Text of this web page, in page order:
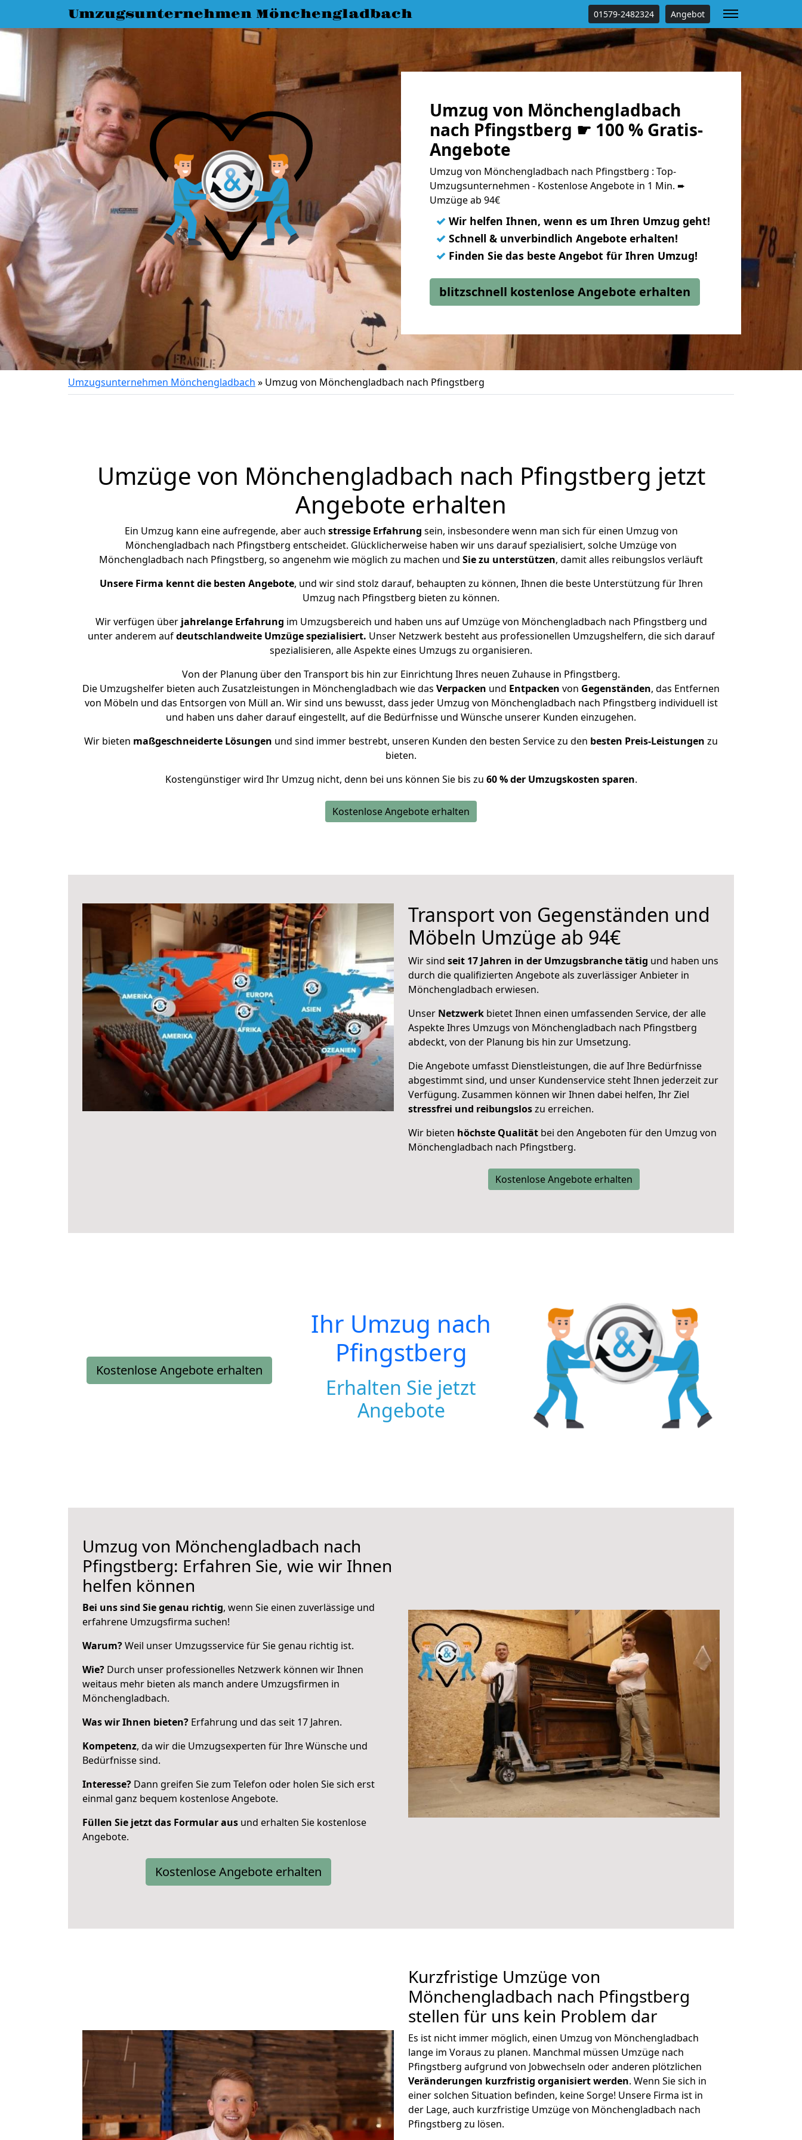
Umzugsunternehmen Mönchengladbach 01579-2482324 Angebot
Umzug von Mönchengladbach
nach Pfingstberg ☛ 100 % Gratis-
Angebote
Umzug von Mönchengladbach nach Pfingstberg : Top-
Umzugsunternehmen - Kostenlose Angebote in 1 Min. ➨
Umzüge ab 94€
✓ Wir helfen Ihnen, wenn es um Ihren Umzug geht!
✓ Schnell & unverbindlich Angebote erhalten!
✓ Finden Sie das beste Angebot für Ihren Umzug!
blitzschnell kostenlose Angebote erhalten
Umzugsunternehmen Mönchengladbach » Umzug von Mönchengladbach nach Pfingstberg
Umzüge von Mönchengladbach nach Pfingstberg jetzt
Angebote erhalten
Ein Umzug kann eine aufregende, aber auch stressige Erfahrung sein, insbesondere wenn man sich für einen Umzug von
Mönchengladbach nach Pfingstberg entscheidet. Glücklicherweise haben wir uns darauf spezialisiert, solche Umzüge von
Mönchengladbach nach Pfingstberg, so angenehm wie möglich zu machen und Sie zu unterstützen, damit alles reibungslos verläuft
Unsere Firma kennt die besten Angebote, und wir sind stolz darauf, behaupten zu können, Ihnen die beste Unterstützung für Ihren
Umzug nach Pfingstberg bieten zu können.
Wir verfügen überjahrelange Erfahrung im Umzugsbereich und haben uns auf Umzüge von Mönchengladbach nach Pfingstberg und
unter anderem aufdeutschlandweite Umzüge spezialisiert. Unser Netzwerk besteht aus professionellen Umzugshelfern, die sich darauf
spezialisieren, alle Aspekte eines Umzugs zu organisieren.
Von der Planung über den Transport bis hin zur Einrichtung Ihres neuen Zuhause in Pfingstberg.
Die Umzugshelfer bieten auch Zusatzleistungen in Mönchengladbach wie das Verpacken und Entpacken von Gegenständen, das Entfernen
von Möbeln und das Entsorgen von Müll an. Wir sind uns bewusst, dass jeder Umzug von Mönchengladbach nach Pfingstberg individuell ist
und haben uns daher darauf eingestellt, auf die Bedürfnisse und Wünsche unserer Kunden einzugehen.
Wir bieten maßgeschneiderte Lösungen und sind immer bestrebt, unseren Kunden den besten Service zu den besten Preis-Leistungen zu
bieten.
Kostengünstiger wird Ihr Umzug nicht, denn bei uns können Sie bis zu 60 % der Umzugskosten sparen.
Kostenlose Angebote erhalten
Transport von Gegenständen und
Möbeln Umzüge ab 94€
Wir sind seit 17 Jahren in der Umzugsbranche tätig und haben uns
durch die qualifizierten Angebote als zuverlässiger Anbieter in
Mönchengladbach erwiesen.
Unser Netzwerk bietet Ihnen einen umfassenden Service, der alle
Aspekte Ihres Umzugs von Mönchengladbach nach Pfingstberg
abdeckt, von der Planung bis hin zur Umsetzung.
Die Angebote umfasst Dienstleistungen, die auf Ihre Bedürfnisse
abgestimmt sind, und unser Kundenservice steht Ihnen jederzeit zur
Verfügung. Zusammen können wir Ihnen dabei helfen, Ihr Ziel
stressfrei und reibungsloszu erreichen.
Wir bieten höchste Qualität bei den Angeboten für den Umzug von
Mönchengladbach nach Pfingstberg.
Kostenlose Angebote erhalten
Kostenlose Angebote erhalten
Ihr Umzug nach
Pfingstberg
Erhalten Sie jetzt
Angebote
Umzug von Mönchengladbach nach
Pfingstberg: Erfahren Sie, wie wir Ihnen
helfen können
Bei uns sind Sie genau richtig, wenn Sie einen zuverlässige und
erfahrene Umzugsfirma suchen!
Warum?Weil unser Umzugsservice für Sie genau richtig ist.
Wie? Durch unser professionelles Netzwerk können wir Ihnen
weitaus mehr bieten als manch andere Umzugsfirmen in
Mönchengladbach.
Was wir Ihnen bieten? Erfahrung und das seit 17 Jahren.
Kompetenz, da wir die Umzugsexperten für Ihre Wünsche und
Bedürfnisse sind.
Interesse? Dann greifen Sie zum Telefon oder holen Sie sich erst
einmal ganz bequem kostenlose Angebote.
Füllen Sie jetzt das Formular aus und erhalten Sie kostenlose
Angebote.
Kostenlose Angebote erhalten
Kurzfristige Umzüge von
Mönchengladbach nach Pfingstberg
stellen für uns kein Problem dar
Es ist nicht immer möglich, einen Umzug von Mönchengladbach
lange im Voraus zu planen. Manchmal müssen Umzüge nach
Pfingstberg aufgrund von Jobwechseln oder anderen plötzlichen
Veränderungen kurzfristig organisiert werden. Wenn Sie sich in
einer solchen Situation befinden, keine Sorge! Unsere Firma ist in
der Lage, auch kurzfristige Umzüge von Mönchengladbach nach
Pfingstberg zu lösen.